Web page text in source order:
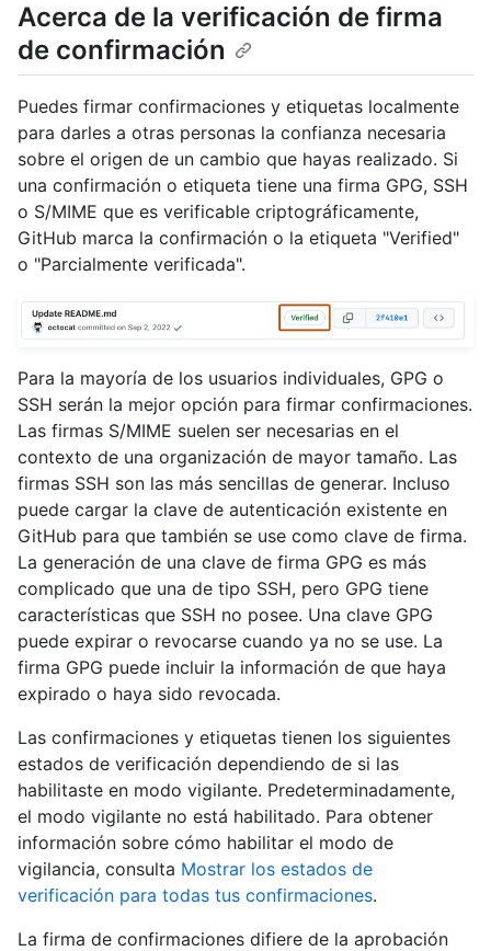
Acerca de la verificación de firma
de confirmación
Puedes firmar confirmaciones y etiquetas localmente
para darles a otras personas la confianza necesaria
sobre el origen de un cambio que hayas realizado. Si
una confirmación o etiqueta tiene una firma GPG, SSH
o S/MIME que es verificable criptográficamente,
GitHub marca la confirmación o la etiqueta "Verified"
o "Parcialmente verificada".
Para la mayoría de los usuarios individuales, GPG o
SSH serán la mejor opción para firmar confirmaciones.
Las firmas S/MIME suelen ser necesarias en el
contexto de una organización de mayor tamaño. Las
firmas SSH son las más sencillas de generar. Incluso
puede cargar la clave de autenticación existente en
GitHub para que también se use como clave de firma.
La generación de una clave de firma GPG es más
complicado que una de tipo SSH, pero GPG tiene
características que SSH no posee. Una clave GPG
puede expirar o revocarse cuando ya no se use. La
firma GPG puede incluir la información de que haya
expirado o haya sido revocada.
Las confirmaciones y etiquetas tienen los siguientes
estados de verificación dependiendo de si las
habilitaste en modo vigilante. Predeterminadamente,
el modo vigilante no está habilitado. Para obtener
información sobre cómo habilitar el modo de
vigilancia, consulta Mostrar los estados de
verificación para todas tus confirmaciones.
La firma de confirmaciones difiere de la aprobación